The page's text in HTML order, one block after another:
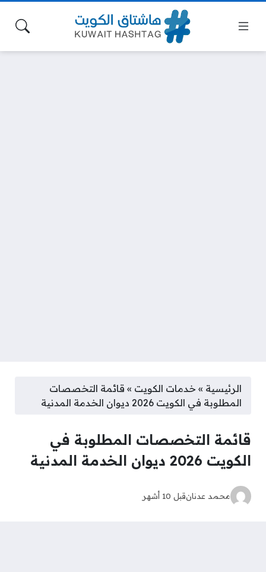
الرئيسية » خدمات الكويت » قائمة التخصصات
المطلوبة في الكويت 2026 ديوان الخدمة المدنية
قائمة التخصصات المطلوبة في
الكويت 2026 ديوان الخدمة المدنية
محمد عدنانقبل 10 أشهر